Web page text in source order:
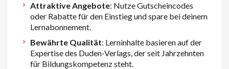
Attraktive Angebote: Nutze Gutscheincodes
oder Rabatte für den Einstieg und spare bei deinem
Lernabonnement.
Bewährte Qualität: Lerninhalte basieren auf der
Expertise des Duden-Verlags, der seit Jahrzehnten
für Bildungskompetenz steht.